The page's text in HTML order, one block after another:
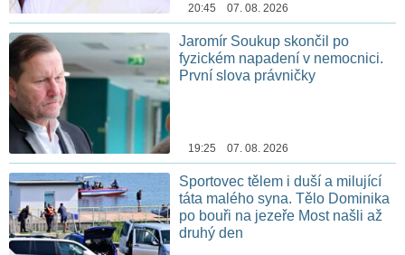
20:45 07. 08. 2026
Jaromír Soukup skončil po
fyzickém napadení v nemocnici.
První slova právničky
19:25 07. 08. 2026
Sportovec tělem i duší a milující
táta malého syna. Tělo Dominika
po bouři na jezeře Most našli až
druhý den